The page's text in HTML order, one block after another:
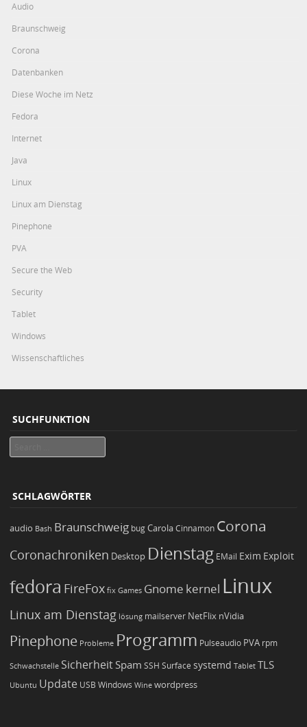
Audio
Braunschweig
Corona
Datenbanken
Diese Woche im Netz
Fedora
Internet
Java
Linux
Linux am Dienstag
Pinephone
PVA
Secure the Web
Security
Tablet
Windows
Wissenschaftliches
SUCHFUNKTION
SCHLAGWÖRTER
audio Bash Braunschweig bugCarola Cinnamon Corona
Coronachroniken Desktop Dienstag EMail Exim Exploit
fedora FireFox fix Games Gnome kernel Linux
Linux am Dienstag lösung mailserver NetFlix nVidia
Pinephone Probleme Programm Pulseaudio PVA rpm
Schwachstelle Sicherheit Spam SSH Surface systemd Tablet TLS
Ubuntu Update USB Windows Wine wordpress